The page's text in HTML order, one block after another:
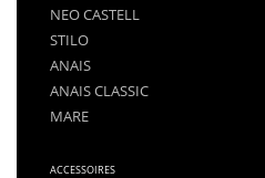
NEO CASTELL
STILO
ANAIS
ANAIS CLASSIC
MARE
ACCESSOIRES